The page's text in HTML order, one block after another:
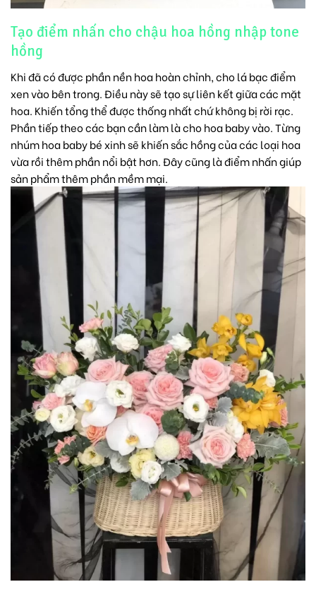
Tạo điểm nhấn cho chậu hoa hồng nhập tone
hồng
Khi đã có được phần nền hoa hoàn chỉnh, cho lá bạc điểm
xen vào bên trong. Điều này sẽ tạo sự liên kết giữa các mặt
hoa. Khiến tổng thể được thống nhất chứ không bị rời rạc.
Phần tiếp theo các bạn cần làm là cho hoa baby vào. Từng
nhúmhoa babybé xinh sẽ khiến sắc hồng của các loại hoa
vừa rồi thêm phần nổi bật hơn. Đây cũng là điểm nhấn giúp
sản phẩm thêm phần mềm mại.